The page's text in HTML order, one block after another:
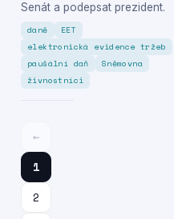
Senát a podepsat prezident.
daně
EET
elektronická evidence tržeb
paušální daň
Sněmovna
živnostníci
←
1
2